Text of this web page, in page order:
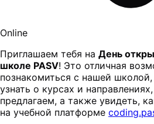
Online
Приглашаем тебя на День
школе PASV! Это отличная
познакомиться с нашей
узнать о курсах и
предлагаем, а также увидеть,
на учебной платформе